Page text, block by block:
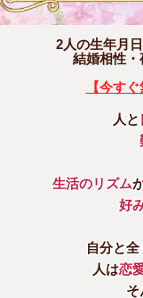
2人の生年月
結婚相性
【今す
人と
生活のリズム
好
自分と
人は恋
そ